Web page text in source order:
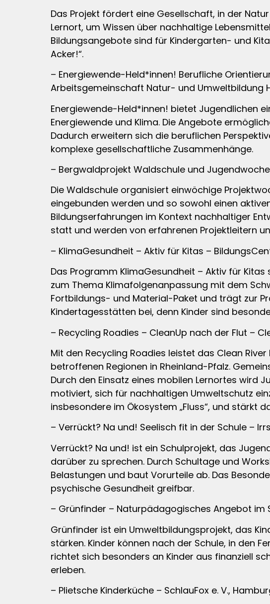
Das Projekt fördert eine Gesellschaft, in der
Lernort, um Wissen über nachhaltige
Bildungsangebote sind für Kindergarten- und
Acker!“.
– Energiewende-Held*innen! Berufliche
Arbeitsgemeinschaft Natur- und Umweltbildung
Energiewende-Held*innen! bietet Jugendlichen
Energiewende und Klima. Die Angebote
Dadurch erweitern sich die beruflichen
komplexe gesellschaftliche Zusammenhänge.
– Bergwaldprojekt Waldschule und
Die Waldschule organisiert einwöchige
eingebunden werden und so sowohl einen
Bildungserfahrungen im Kontext nachhaltiger
statt und werden von erfahrenen Projektleitern
– KlimaGesundheit – Aktiv für Kitas –
Das Programm KlimaGesundheit – Aktiv für
zum Thema Klimafolgenanpassung mit dem
Fortbildungs- und Material-Paket und trägt zur
Kindertagesstätten bei, denn Kinder sind
– Recycling Roadies – CleanUp nach der Flut –
Mit den Recycling Roadies leistet das Clean
betroffenen Regionen in Rheinland-Pfalz.
Durch den Einsatz eines mobilen Lernortes wird
motiviert, sich für nachhaltigen Umweltschutz
insbesondere im Ökosystem „Fluss“, und stärkt
– Verrückt? Na und! Seelisch fit in der Schule –
Verrückt? Na und! ist ein Schulprojekt, das
darüber zu sprechen. Durch Schultage und
Belastungen und baut Vorurteile ab. Das
psychische Gesundheit greifbar.
– Grünfinder – Naturpädagogisches Angebot im
Grünfinder ist ein Umweltbildungsprojekt, das
stärken. Kinder können nach der Schule, in den
richtet sich besonders an Kinder aus finanziell
erleben.
– Plietsche Kinderküche – SchlauFox e. V.,